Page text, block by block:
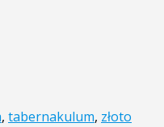
, tabernakulum, złoto